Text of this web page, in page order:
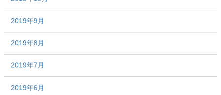
2019年9月
2019年8月
2019年7月
2019年6月